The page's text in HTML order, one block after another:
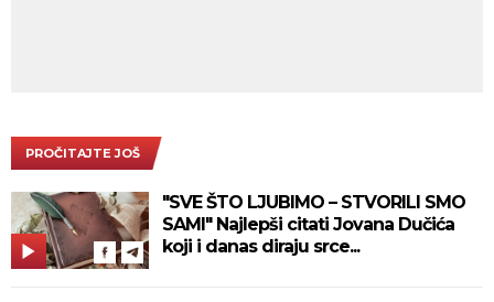
PROČITAJTE JOŠ
"SVE ŠTO LJUBIMO – STVORILI SMO
SAMI" Najlepši citati Jovana Dučića
koji i danas diraju srce...